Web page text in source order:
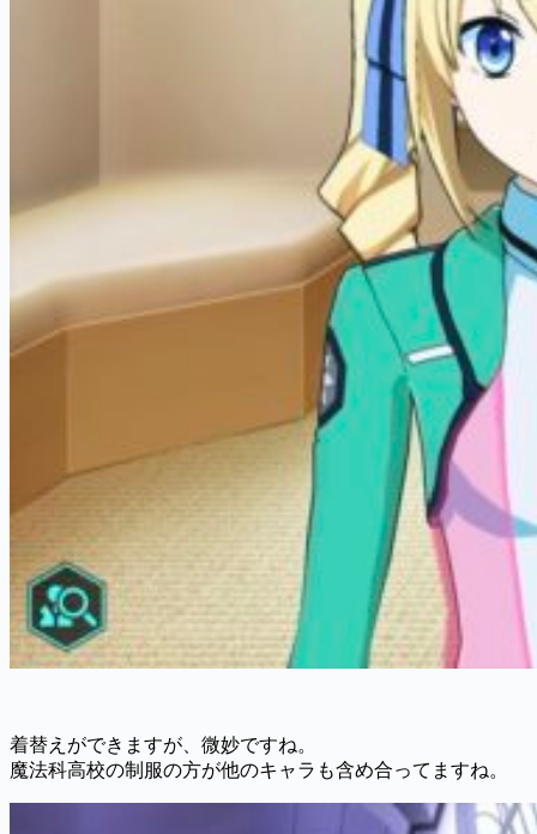
着替えができますが、微妙ですね。
魔法科高校の制服の方が他のキャラも含め合ってますね。